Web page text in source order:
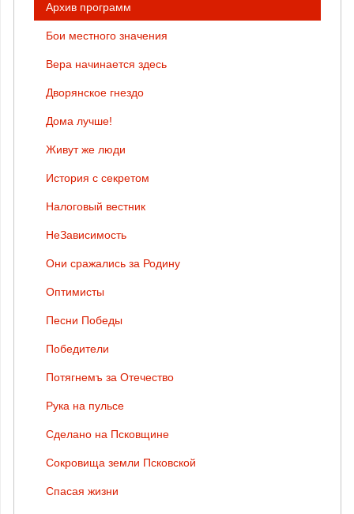
Архив программ
Бои местного значения
Вера начинается здесь
Дворянское гнездо
Дома лучше!
Живут же люди
История с секретом
Налоговый вестник
НеЗависимость
Они сражались за Родину
Оптимисты
Песни Победы
Победители
Потягнемъ за Отечество
Рука на пульсе
Сделано на Псковщине
Сокровища земли Псковской
Спасая жизни